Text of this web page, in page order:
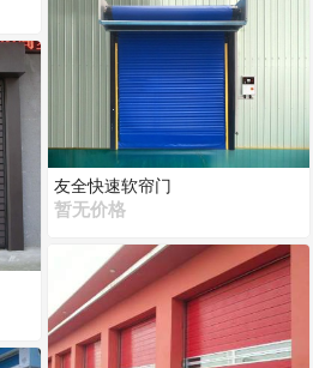
友全快速软帘门
暂无价格